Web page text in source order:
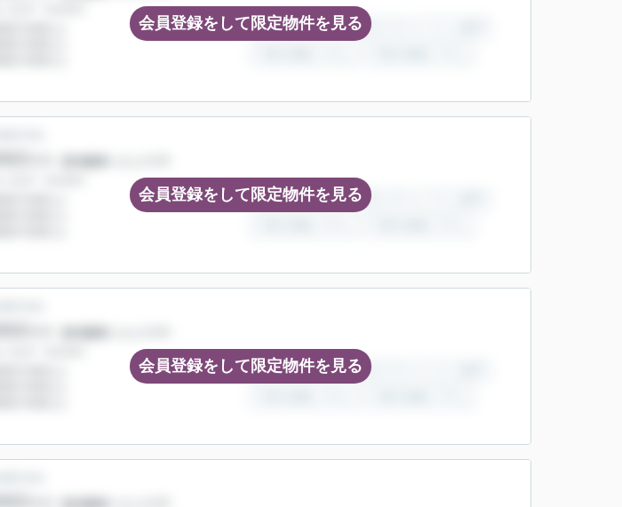
会員登録をして限定物件を見る
会員登録をして限定物件を見る
会員登録をして限定物件を見る